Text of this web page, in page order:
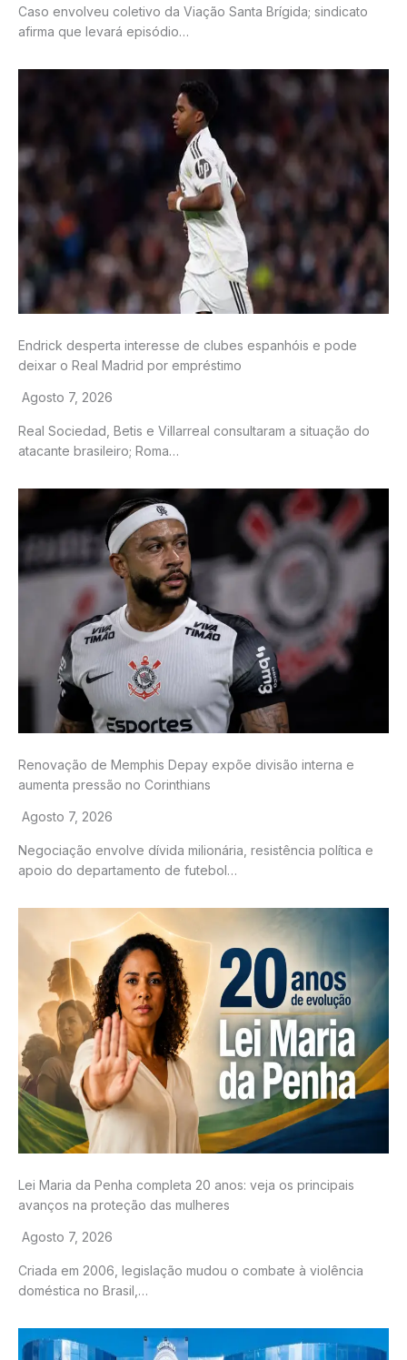
Caso envolveu coletivo da Viação Santa Brígida; sindicato
afirma que levará episódio…
Endrick desperta interesse de clubes espanhóis e pode
deixar o Real Madrid por empréstimo
Agosto 7, 2026
Real Sociedad, Betis e Villarreal consultaram a situação do
atacante brasileiro; Roma…
Renovação de Memphis Depay expõe divisão interna e
aumenta pressão no Corinthians
Agosto 7, 2026
Negociação envolve dívida milionária, resistência política e
apoio do departamento de futebol…
Lei Maria da Penha completa 20 anos: veja os principais
avanços na proteção das mulheres
Agosto 7, 2026
Criada em 2006, legislação mudou o combate à violência
doméstica no Brasil,…